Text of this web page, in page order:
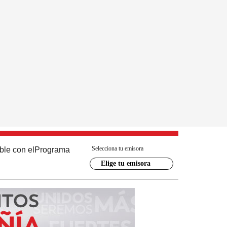
con el Programa Selecciona tu emisora
Elige tu emisora